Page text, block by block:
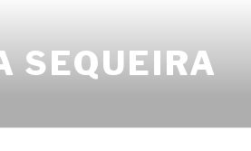
SEQUEIRA